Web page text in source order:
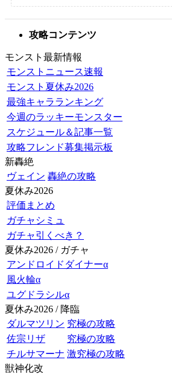
攻略コンテンツ
モンスト最新情報
モンストニュース速報
モンスト夏休み2026
最強キャラランキング
今週のラッキーモンスター
スケジュール＆記事一覧
攻略フレンド募集掲示板
新轟絶
ヴェイン 轟絶の攻略
夏休み2026
評価まとめ
ガチャシミュ
ガチャ引くべき？
夏休み2026 / ガチャ
アンドロイドダイナーα
風火輪α
ユグドラシルα
夏休み2026 / 降臨
ダルマツリン 究極の攻略
佐宗リザ
究極の攻略
チルサマーナ 激究極の攻略
獣神化改